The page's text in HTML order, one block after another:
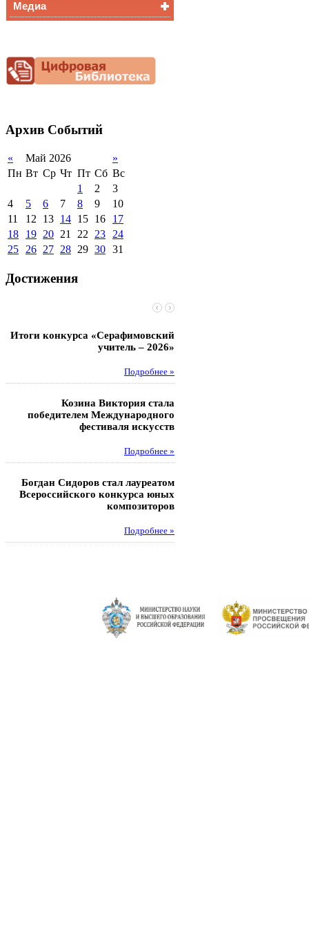
Снижение
документационной
нагрузки
Медиа
Архив Событий
« Май 2026
»
Пн Вт Ср Чт Пт Сб Вс
1
2
3
4
5 6 7 8 9
10
11
12 13 14 15 16
17
18
19 20 21 22 23 24
25 26 27 28 29 30 31
Достижения
Итоги конкурса «Серафимовский
учитель – 2026»
Подробнее »
Козина Виктория стала
победителем Международного
фестиваля искусств
Подробнее »
Богдан Сидоров стал лауреатом
Всероссийского конкурса юных
композиторов
Подробнее »